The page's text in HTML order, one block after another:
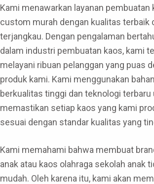
Kami menawarkan layanan pembuatan
custom murah dengan kualitas terbaik
terjangkau. Dengan pengalaman
dalam industri pembuatan kaos, kami
melayani ribuan pelanggan yang puas
produk kami. Kami menggunakan bahan
berkualitas tinggi dan teknologi terbaru
memastikan setiap kaos yang kami
sesuai dengan standar kualitas yang
Kami memahami bahwa membuat
anak atau kaos olahraga sekolah anak
mudah. Oleh karena itu, kami akan